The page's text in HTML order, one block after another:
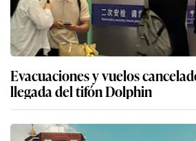
Evacuaciones y vuelos
llegada del tifón Dolphin